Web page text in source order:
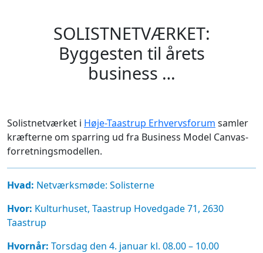
SOLISTNETVÆRKET:
Byggesten til årets
business …
Solistnetværket i Høje-Taastrup Erhvervsforum samler
kræfterne om sparring ud fra Business Model Canvas-
forretningsmodellen.
Hvad: Netværksmøde: Solisterne
Hvor: Kulturhuset, Taastrup Hovedgade 71, 2630
Taastrup
Hvornår: Torsdag den 4. januar kl. 08.00 – 10.00